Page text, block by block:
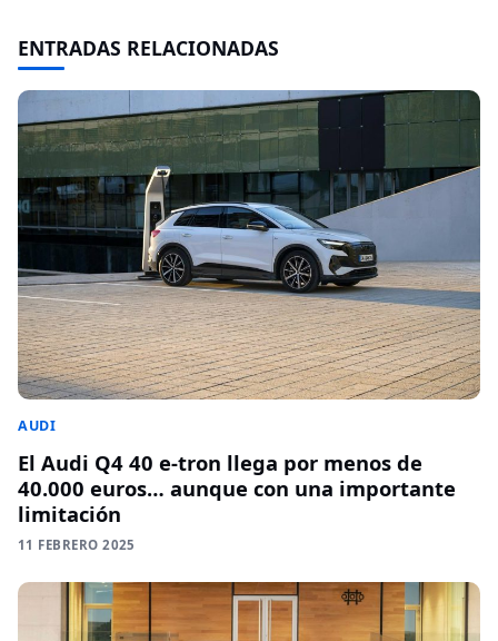
ENTRADAS RELACIONADAS
AUDI
El Audi Q4 40 e-tron llega por menos de
40.000 euros… aunque con una importante
limitación
11 FEBRERO 2025